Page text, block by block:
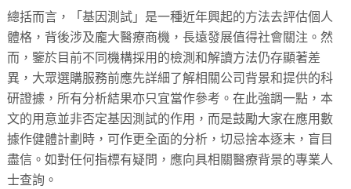
總括而言，「基因測試」是一種近年興起的方法去評估個人
體格，背後涉及龐大醫療商機，長遠發展值得社會關注。然
而，鑒於目前不同機構採用的檢測和解讀方法仍存顯著差
異，大眾選購服務前應先詳細了解相關公司背景和提供的科
研證據，所有分析結果亦只宜當作參考。在此強調一點，本
文的用意並非否定基因測試的作用，而是鼓勵大家在應用數
據作健體計劃時，可作更全面的分析，切忌捨本逐末，盲目
盡信。如對任何指標有疑問，應向具相關醫療背景的專業人
士查詢。